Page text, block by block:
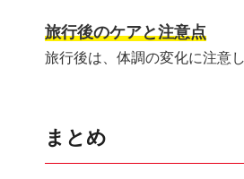
旅行後のケアと注意点
旅行後は、体調の変化に注意
まとめ